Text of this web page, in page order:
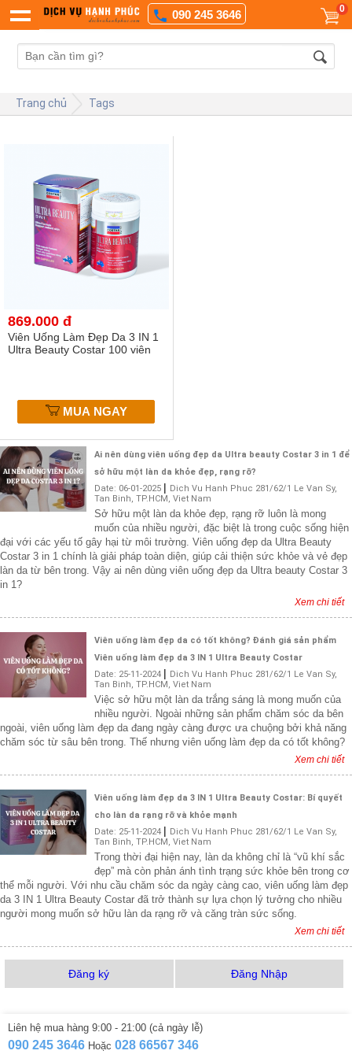
090 245 3646 0
Trang chủ Tags
869.000 đ
Viên Uống Làm Đẹp Da 3 IN 1
Ultra Beauty Costar 100 viên
MUA NGAY
Ai nên dùng viên uống đẹp da Ultra beauty Costar 3 in 1 để
sở hữu một làn da khỏe đẹp, rạng rỡ?
Date: 06-01-2025 | Dich Vu Hanh Phuc 281/62/1 Le Van Sy,
Tan Binh, TP.HCM, Viet Nam
Sở hữu một làn da khỏe đẹp, rạng rỡ luôn là mong
muốn của nhiều người, đặc biệt là trong cuộc sống hiện
đại với các yếu tố gây hại từ môi trường. Viên uống đẹp da Ultra Beauty
Costar 3 in 1 chính là giải pháp toàn diện, giúp cải thiện sức khỏe và vẻ đẹp
làn da từ bên trong. Vậy ai nên dùng viên uống đẹp da Ultra beauty Costar 3
in 1?
Xem chi tiết
Viên uống làm đẹp da có tốt không? Đánh giá sản phẩm
Viên uống làm đẹp da 3 IN 1 Ultra Beauty Costar
Date: 25-11-2024 | Dich Vu Hanh Phuc 281/62/1 Le Van Sy,
Tan Binh, TP.HCM, Viet Nam
Việc sở hữu một làn da trắng sáng là mong muốn của
nhiều người. Ngoài những sản phẩm chăm sóc da bên
ngoài, viên uống làm đẹp da đang ngày càng được ưa chuộng bởi khả năng
chăm sóc từ sâu bên trong. Thế nhưng viên uống làm đẹp da có tốt không?
Xem chi tiết
Viên uống làm đẹp da 3 IN 1 Ultra Beauty Costar: Bí quyết
cho làn da rạng rỡ và khỏe mạnh
Date: 25-11-2024 | Dich Vu Hanh Phuc 281/62/1 Le Van Sy,
Tan Binh, TP.HCM, Viet Nam
Trong thời đại hiện nay, làn da không chỉ là “vũ khí sắc
đẹp” mà còn phản ánh tình trạng sức khỏe bên trong cơ
thể mỗi người. Với nhu cầu chăm sóc da ngày càng cao, viên uống làm đẹp
da 3 IN 1 Ultra Beauty Costar đã trở thành sự lựa chọn lý tưởng cho nhiều
người mong muốn sở hữu làn da rạng rỡ và căng tràn sức sống.
Xem chi tiết
Đăng ký Đăng Nhập
Liên hệ mua hàng 9:00 - 21:00 (cả ngày lễ)
090 245 3646 Hoặc 028 66567 346